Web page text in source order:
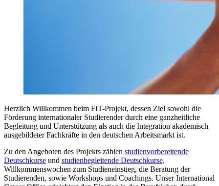
Herzlich Willkommen beim FIT-Projekt, dessen Ziel sowohl die
Förderung internationaler Studierender durch eine ganzheitliche
Begleitung und Unterstützung als auch die Integration akademisch
ausgebildeter Fachkräfte in den deutschen Arbeitsmarkt ist.
Zu den Angeboten des Projekts zählen studienvorbereitende
Deutschkurse und studienbegleitende Deutschkurse,
Willkommenswochen zum Studieneinstieg, die Beratung der
Studierenden, sowie Workshops und Coachings. Unser International